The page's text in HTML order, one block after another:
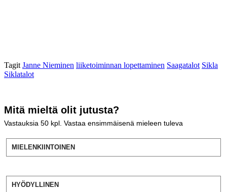
Tagit Janne Nieminen liiketoiminnan lopettaminen Saagatalot Sikla
Siklatalot
Mitä mieltä olit jutusta?
Vastauksia 50 kpl. Vastaa ensimmäisenä mieleen tuleva
MIELENKIINTOINEN
HYÖDYLLINEN